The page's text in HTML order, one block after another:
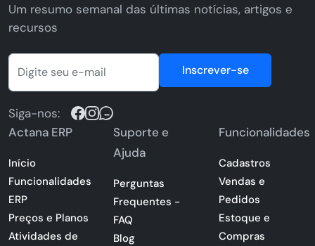
Um resumo semanal das últimas notícias, artigos e
recursos
Inscrever-se
Siga-nos:
Actana ERP
Início
Funcionalidades
ERP
Preços e Planos
Atividades de
Suporte e
Ajuda
Perguntas
Frequentes -
FAQ
Blog
Funcionalidades
Cadastros
Vendas e
Pedidos
Estoque e
Compras